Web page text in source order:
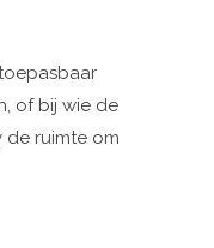
of bij wie de
ruimte om